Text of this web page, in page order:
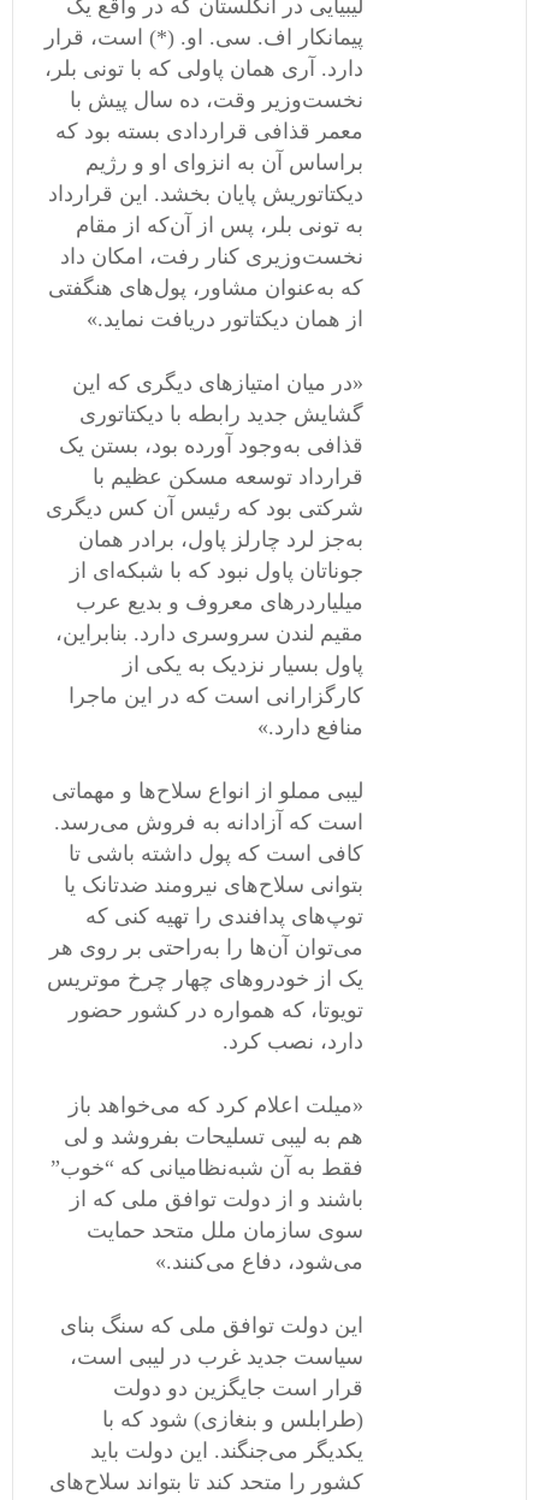
لیبیایی در انگلستان که در واقع یک
پیمانکار اف. سی. او. (*) است، قرار
دارد. آری همان پاولی که با تونی بلر،
نخست‌وزیر وقت، ده سال پیش با
معمر قذافی قراردادی بسته بود که
براساس آن به انزوای او و رژیم
دیکتاتوریش پایان بخشد. این قرارداد
به تونی بلر، پس از آن‌که از مقام
نخست‌وزیری کنار رفت، امکان داد
که به‌عنوان مشاور، پول‌های هنگفتی
از همان دیکتاتور دریافت نماید.»
«در میان امتیازهای دیگری که این
گشایش جدید رابطه با دیکتاتوری
قذافی به‌وجود آورده بود، بستن یک
قرارداد توسعه مسکن عظیم با
شرکتی بود که رئیس آن کس دیگری
به‌جز لرد چارلز پاول، برادر همان
جوناتان پاول نبود که با شبکه‌ای از
میلیاردر‌های معروف و بدیع عرب
مقیم لندن سر‌و‌سری دارد. بنابراین،
پاول بسیار نزدیک به یکی از
کارگزارانی است که در این ماجرا
منافع دارد.»
لیبی مملو از انواع سلاح‌ها و مهماتی
است که آزادانه به فروش می‌رسد.
کافی است که پول داشته باشی تا
بتوانی سلاح‌های نیرومند ضدتانک یا
توپ‌های پدافندی را تهیه کنی که
می‌توان آن‌ها را به‌راحتی بر روی هر
یک از خودروهای چهار چرخ موتریس
تویوتا، که همواره در کشور حضور
دارد، نصب کرد.
«میلت اعلام کرد که می‌خواهد باز
هم به لیبی تسلیحات بفروشد و لی
فقط به آن شبه‌نظامیانی که “خوب”
باشند و از دولت توافق ملی که از
سوی سازمان ملل متحد حمایت
می‌شود، دفاع می‌کنند.»
این دولت توافق ملی که سنگ بنای
سیاست جدید غرب در لیبی است،
قرار است جایگزین دو دولت
(طرابلس و بنغازی) شود که با
یکدیگر می‌جنگند. این دولت باید
کشور را متحد کند تا بتواند سلاح‌های